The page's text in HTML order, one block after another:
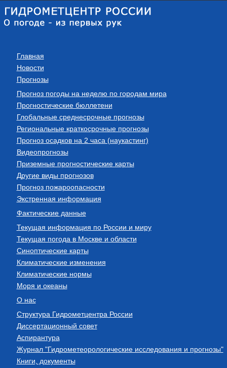
Главная
Новости
Прогнозы
Прогноз погоды на неделю по городам мира
Прогностические бюллетени
Глобальные среднесрочные прогнозы
Региональные краткосрочные прогнозы
Прогноз осадков на 2 часа (наукастинг)
Видеопрогнозы
Приземные прогностические карты
Другие виды прогнозов
Прогноз пожароопасности
Экстренная информация
Фактические данные
Текущая информация по России и миру
Текущая погода в Москве и области
Синоптические карты
Климатические изменения
Климатические нормы
Моря и океаны
О нас
Структура Гидрометцентра России
Диссертационный совет
Аспирантура
Журнал "Гидрометеорологические исследования и прогнозы"
Книги, документы